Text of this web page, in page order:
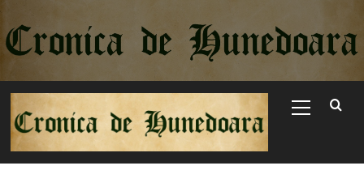
la
conținut
Menu